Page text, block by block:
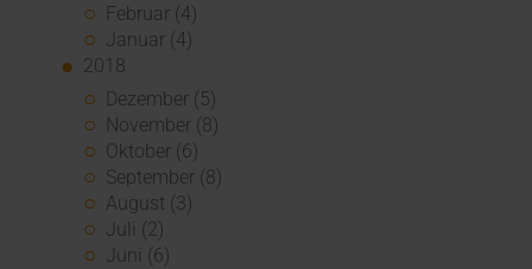
Februar (4)
Januar (4)
2018
Dezember (5)
November (8)
Oktober (6)
September (8)
August (3)
Juli (2)
Juni (6)